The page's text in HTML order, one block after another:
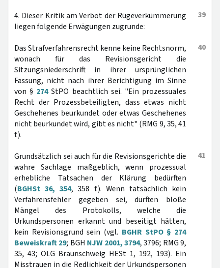
39
4. Dieser Kritik am Verbot der Rügeverkümmerung
liegen folgende Erwägungen zugrunde:
40
Das Strafverfahrensrecht kenne keine Rechtsnorm,
wonach für das Revisionsgericht die
Sitzungsniederschrift in ihrer ursprünglichen
Fassung, nicht nach ihrer Berichtigung im Sinne
von § 274StPO beachtlich sei. "Ein prozessuales
Recht der Prozessbeteiligten, dass etwas nicht
Geschehenes beurkundet oder etwas Geschehenes
nicht beurkundet wird, gibt es nicht" (RMG 9, 35, 41
f.).
41
Grundsätzlich sei auch für die Revisionsgerichte die
wahre Sachlage maßgeblich, wenn prozessual
erhebliche Tatsachen der Klärung bedürften
(BGHSt 36, 354, 358 f.). Wenn tatsächlich kein
Verfahrensfehler gegeben sei, dürften bloße
Mängel des Protokolls, welche die
Urkundspersonen erkannt und beseitigt hätten,
kein Revisionsgrund sein (vgl. BGHR StPO § 274
Beweiskraft 29; BGH NJW 2001, 3794, 3796; RMG 9,
35, 43; OLG Braunschweig HESt 1, 192, 193). Ein
Misstrauen in die Redlichkeit der Urkundspersonen